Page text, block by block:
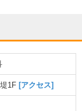
1F [アクセス]